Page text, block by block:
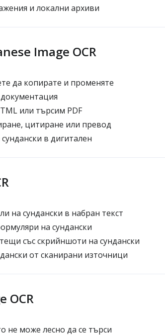
и локални архиви
Image OCR
да копирате и променяте
или търсим PDF
цитиране или превод
в дигитален
на сундански в набран текст
на сундански
със скрийншоти на сундански
от сканирани източници
OCR
не може лесно да се търси